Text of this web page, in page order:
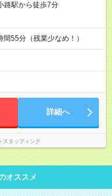
路駅から徒歩7分
55分（残業少なめ！）
詳細へ
スタッフィング
オススメ